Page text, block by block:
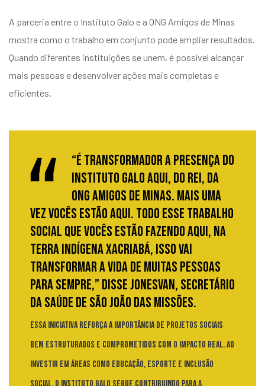
A parceria entre o Instituto Galo e a ONG Amigos de Minas
mostra como o trabalho em conjunto pode ampliar resultados.
Quando diferentes instituições se unem, é possível alcançar
mais pessoas e desenvolver ações mais completas e
eficientes.
“É transformador a presença do
Instituto Galo aqui, do Rei, da
ONG Amigos de Minas. Mais uma
vez vocês estão aqui. Todo esse trabalho
social que vocês estão fazendo aqui, na
terra indígena Xacriabá, isso vai
transformar a vida de muitas pessoas
para sempre,” disse Jonesvan, secretário
da saúde de São João das Missões.
Essa iniciativa reforça a importância de projetos sociais
bem estruturados e comprometidos com o impacto real. Ao
investir em áreas como educação, esporte e inclusão